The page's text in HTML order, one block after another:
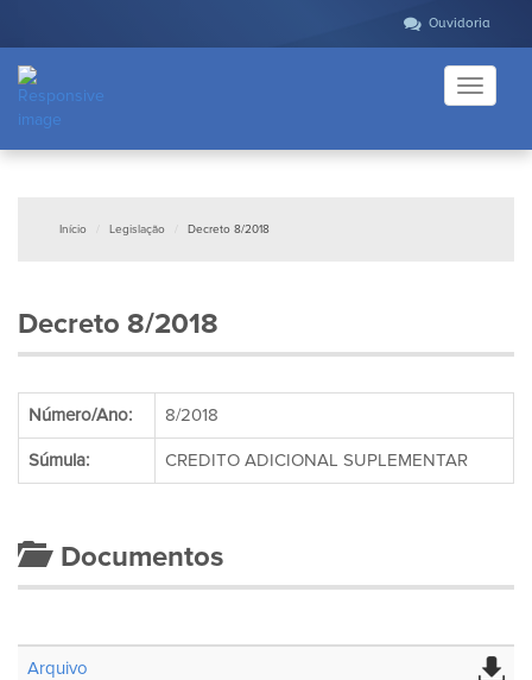
Ouvidoria
Toggle
Início Legislação Decreto 8/2018
Decreto 8/2018
Número/Ano: 8/2018
Súmula: CREDITO ADICIONAL SUPLEMENTAR
Documentos
Arquivo